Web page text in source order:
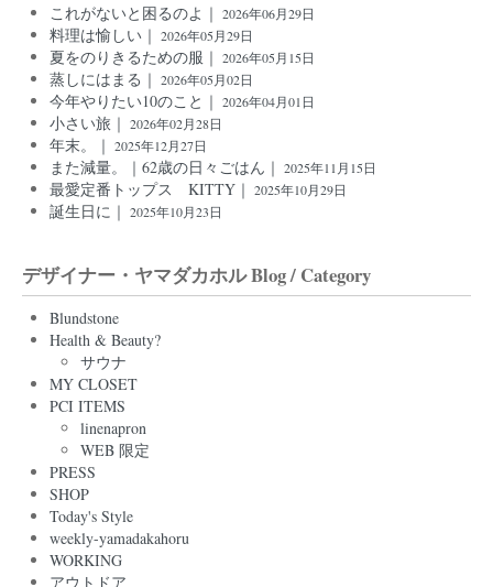
これがないと困るのよ｜ 2026年06月29日
料理は愉しい｜ 2026年05月29日
夏をのりきるための服｜ 2026年05月15日
蒸しにはまる｜ 2026年05月02日
今年やりたい10のこと｜ 2026年04月01日
小さい旅｜ 2026年02月28日
年末。｜ 2025年12月27日
また減量。｜62歳の日々ごはん｜ 2025年11月15日
最愛定番トップス KITTY｜ 2025年10月29日
誕生日に｜ 2025年10月23日
デザイナー・ヤマダカホル Blog / Category
Blundstone
Health & Beauty?
サウナ
MY CLOSET
PCI ITEMS
linenapron
WEB 限定
PRESS
SHOP
Today's Style
weekly-yamadakahoru
WORKING
アウトドア